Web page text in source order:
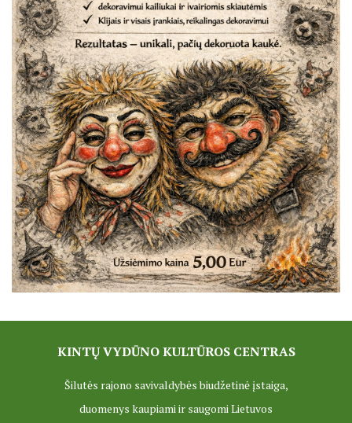
PROJEKTAS ,,KULTŪROS SKŪNĖ". Keramikos dirbtuvės
ES PROJEKTAS GENIUS LOCI. Išleistas bukletas ,,Vydūno
BAIGIAMAS ES PROJEKTAS GENIUS LOCI
ES PROJEKTAS GENIUS LOCI. Vydūno šviesos festivalis.
ES PROJEKTAS GENIUS LOCI. Vydūno šviesos festivalis.
ES PROJEKTAS GENIUS LOCI. Įrengtas Vydūno suolelis
ES PROJEKTAS GENIUS LOCI. Kieme ,,dygsta"
ES PROJEKTAS GENIUS LOCI. Rengiamas Vydūno suolelis
ES PROJEKTAS GENIUS LOCI. Vydūno šviesos festivalio
ES PROJEKTAS GENIUS LOCI. Įrengtas Vydūno šviesos
ES PROJEKTAS GENIUS LOCI. Įrengtas kiemo apšvietimas
ES projektas GENIUS LOCI. Audio gidas muziejuje
KINTŲ VYDŪNO KULTŪROS CENTRAS
Šilutės rajono savivaldybės biudžetinė įstaiga,
duomenys kaupiami ir saugomi Lietuvos